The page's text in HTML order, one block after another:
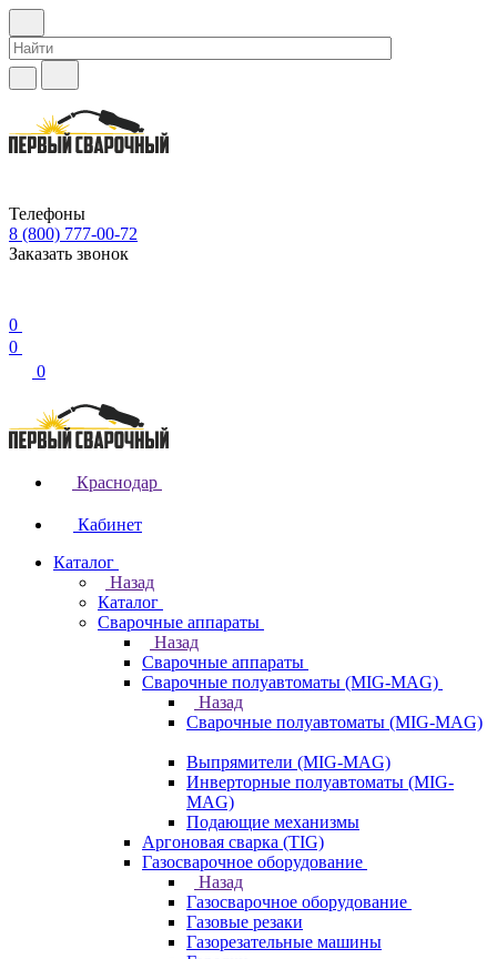
Телефоны
8 (800) 777-00-72
Заказать звонок
0
0
0
Краснодар
Кабинет
Каталог
Назад
Каталог
Сварочные аппараты
Назад
Сварочные аппараты
Сварочные полуавтоматы (MIG-MAG)
Назад
Сварочные полуавтоматы (MIG-MAG)
Выпрямители (MIG-MAG)
Инверторные полуавтоматы (MIG-
MAG)
Подающие механизмы
Аргоновая сварка (TIG)
Газосварочное оборудование
Назад
Газосварочное оборудование
Газовые резаки
Газорезательные машины